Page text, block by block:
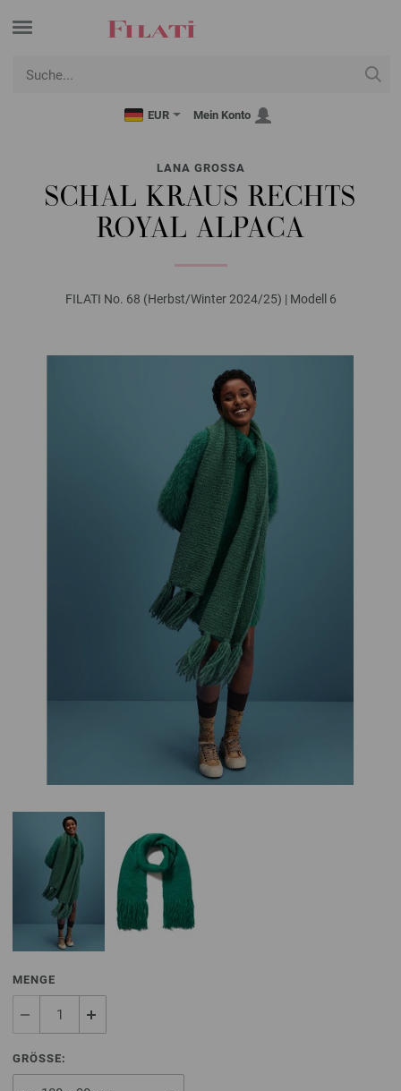
EUR Mein Konto
LANA GROSSA
SCHAL KRAUS RECHTS
ROYAL ALPACA
FILATI No. 68 (Herbst/Winter 2024/25) | Modell 6
MENGE
GRÖSSE: